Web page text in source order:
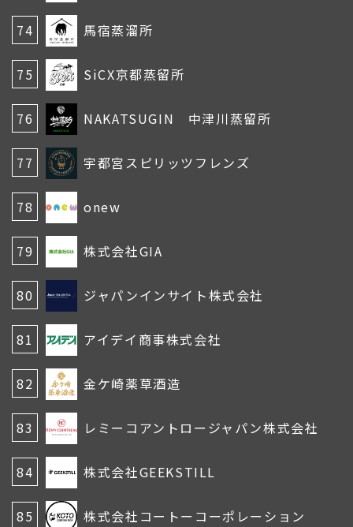
74 馬宿蒸溜所
75 SiCX京都蒸留所
76 NAKATSUGIN 中津川蒸留所
77 宇都宮スピリッツフレンズ
78 onew
79 株式会社GIA
80 ジャパンインサイト株式会社
81 アイデイ商事株式会社
82 金ケ崎薬草酒造
83 レミーコアントロージャパン株式会社
84 株式会社GEEKSTILL
85 株式会社コートーコーポレーション